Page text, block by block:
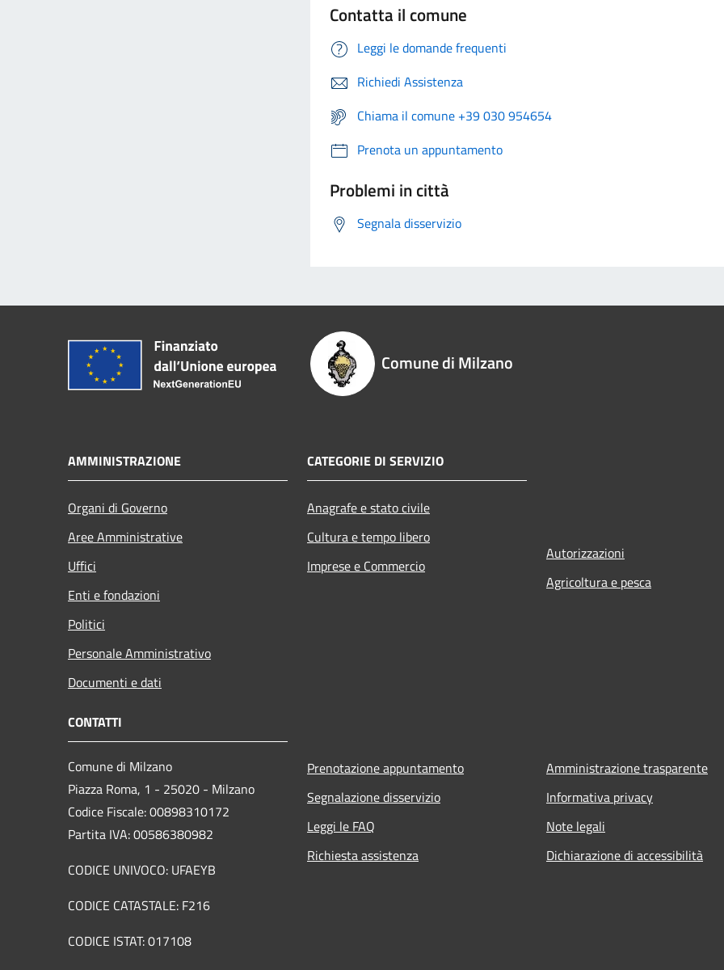
Contatta il comune
Leggi le domande frequenti
Richiedi Assistenza
Chiama il comune +39 030 954654
Prenota un appuntamento
Problemi in città
Segnala disservizio
Comune di Milzano
AMMINISTRAZIONE
Organi di Governo
Aree Amministrative
Uffici
Enti e fondazioni
Politici
Personale Amministrativo
Documenti e dati
CATEGORIE DI SERVIZIO
Anagrafe e stato civile
Cultura e tempo libero
Imprese e Commercio
Autorizzazioni
Agricoltura e pesca
CONTATTI
Comune di Milzano
Piazza Roma, 1 - 25020 - Milzano
Codice Fiscale: 00898310172
Partita IVA: 00586380982
CODICE UNIVOCO: UFAEYB
CODICE CATASTALE: F216
CODICE ISTAT: 017108
Prenotazione appuntamento
Segnalazione disservizio
Leggi le FAQ
Richiesta assistenza
Amministrazione trasparente
Informativa privacy
Note legali
Dichiarazione di accessibilità